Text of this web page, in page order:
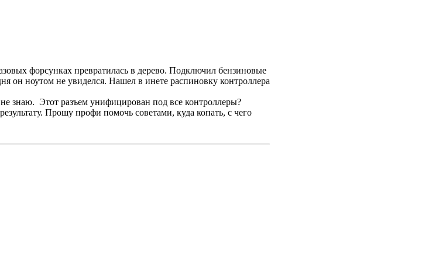
форсунках превратилась в дерево. Подключил бензиновые
он ноутом не увиделся. Нашел в инете распиновку контроллера
знаю. Этот разъем унифицирован под все контроллеры?
Прошу профи помочь советами, куда копать, с чего